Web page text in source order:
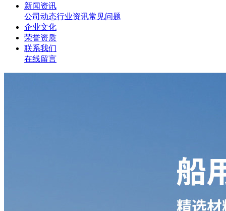
新闻资讯
公司动态行业资讯常见问题
企业文化
荣誉资质
联系我们
在线留言